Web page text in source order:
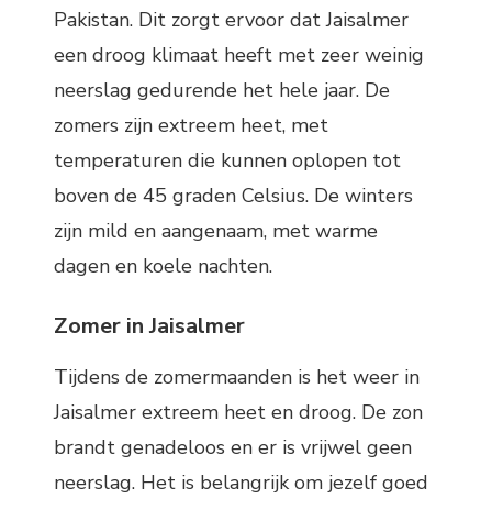
Pakistan. Dit zorgt ervoor dat Jaisalmer
een droog klimaat heeft met zeer weinig
neerslag gedurende het hele jaar. De
zomers zijn extreem heet, met
temperaturen die kunnen oplopen tot
boven de 45 graden Celsius. De winters
zijn mild en aangenaam, met warme
dagen en koele nachten.
Zomer in Jaisalmer
Tijdens de zomermaanden is het weer in
Jaisalmer extreem heet en droog. De zon
brandt genadeloos en er is vrijwel geen
neerslag. Het is belangrijk om jezelf goed